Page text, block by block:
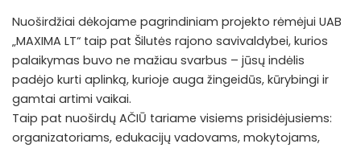
Nuoširdžiai dėkojame pagrindiniam projekto rėmėjui UAB
„MAXIMA LT“ taip pat Šilutės rajono savivaldybei, kurios
palaikymas buvo ne mažiau svarbus – jūsų indėlis
padėjo kurti aplinką, kurioje auga žingeidūs, kūrybingi ir
gamtai artimi vaikai.
Taip pat nuoširdų AČIŪ tariame visiems prisidėjusiems:
organizatoriams, edukacijų vadovams, mokytojams,